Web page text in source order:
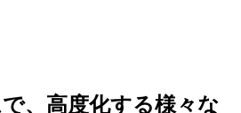
、高度化する様々な